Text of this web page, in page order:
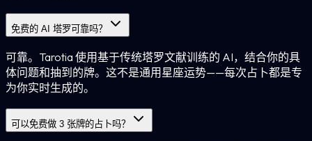
免费的 AI 塔罗可靠吗？
可靠。Tarotia 使用基于传统塔罗文献训练的 AI，结合你的具
体问题和抽到的牌。这不是通用星座运势——每次占卜都是专
为你实时生成的。
可以免费做 3 张牌的占卜吗？